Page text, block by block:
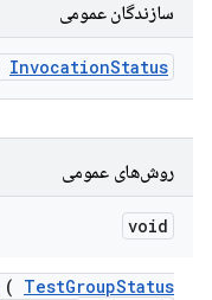
سازندگان عمومی
InvocationStatus
روش‌های عمومی
void
( TestGroupStatus